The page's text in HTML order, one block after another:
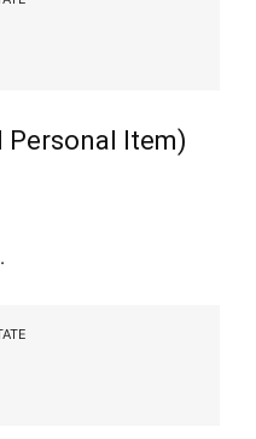
Personal Item)